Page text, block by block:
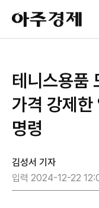
아
주
경
테니스용품
가격 강제
명령
김성서 기자
입력 2024-12-22